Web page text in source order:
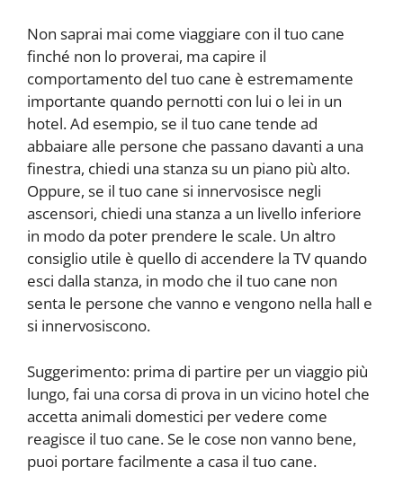
Non saprai mai come viaggiare con il tuo cane
finché non lo proverai, ma capire il
comportamento del tuo cane è estremamente
importante quando pernotti con lui o lei in un
hotel. Ad esempio, se il tuo cane tende ad
abbaiare alle persone che passano davanti a una
finestra, chiedi una stanza su un piano più alto.
Oppure, se il tuo cane si innervosisce negli
ascensori, chiedi una stanza a un livello inferiore
in modo da poter prendere le scale. Un altro
consiglio utile è quello di accendere la TV quando
esci dalla stanza, in modo che il tuo cane non
senta le persone che vanno e vengono nella hall e
si innervosiscono.
Suggerimento: prima di partire per un viaggio più
lungo, fai una corsa di prova in un vicino hotel che
accetta animali domestici per vedere come
reagisce il tuo cane. Se le cose non vanno bene,
puoi portare facilmente a casa il tuo cane.